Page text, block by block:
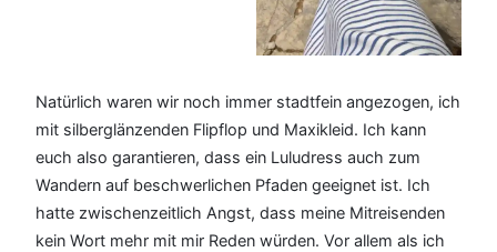
Natürlich waren wir noch immer stadtfein angezogen, ich
mit silberglänzenden Flipflop und Maxikleid. Ich kann
euch also garantieren, dass ein Luludress auch zum
Wandern auf beschwerlichen Pfaden geeignet ist. Ich
hatte zwischenzeitlich Angst, dass meine Mitreisenden
kein Wort mehr mit mir Reden würden. Vor allem als ich